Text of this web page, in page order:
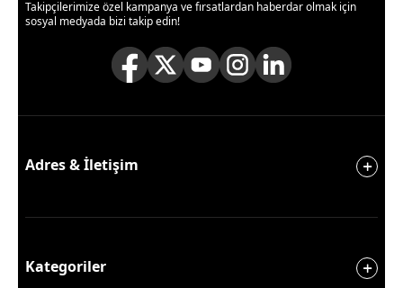
Takipçilerimize özel kampanya ve fırsatlardan haberdar olmak için
sosyal medyada bizi takip edin!
Adres & İletişim
Kategoriler